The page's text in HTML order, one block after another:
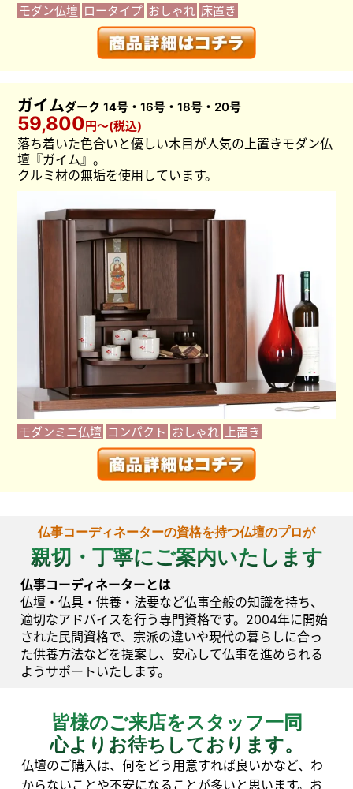
モダン仏壇 ロータイプ おしゃれ 床置き
ガイムダーク 14号・16号・18号・20号
59,800円〜(税込)
落ち着いた色合いと優しい木目が人気の上置きモダン仏
壇『ガイム』。
クルミ材の無垢を使用しています。
モダンミニ仏壇 コンパクト おしゃれ 上置き
仏事コーディネーターの資格を持つ仏壇のプロが
親切・丁寧にご案内いたします
仏事コーディネーターとは
仏壇・仏具・供養・法要など仏事全般の知識を持ち、
適切なアドバイスを行う専門資格です。2004年に開始
された民間資格で、宗派の違いや現代の暮らしに合っ
た供養方法などを提案し、安心して仏事を進められる
ようサポートいたします。
皆様のご来店をスタッフ一同
心よりお待ちしております。
仏壇のご購入は、何をどう用意すれば良いかなど、わ
からないことや不安になることが多いと思います。お